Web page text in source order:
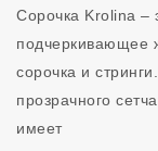
Сорочка Krolina –
подчеркивающее
сорочка и
прозрачного
имеет